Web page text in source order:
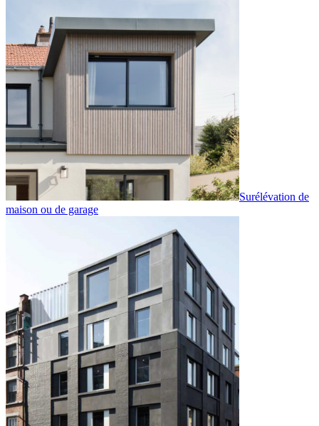
Surélévation de
maison ou de garage